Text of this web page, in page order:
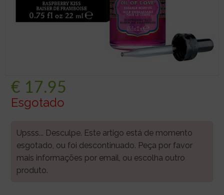
€ 17.95
Esgotado
Upsss... Desculpe. Este artigo está de momento
esgotado, ou foi descontinuado. Peça por favor
mais informações por email, ou escolha outro
produto.